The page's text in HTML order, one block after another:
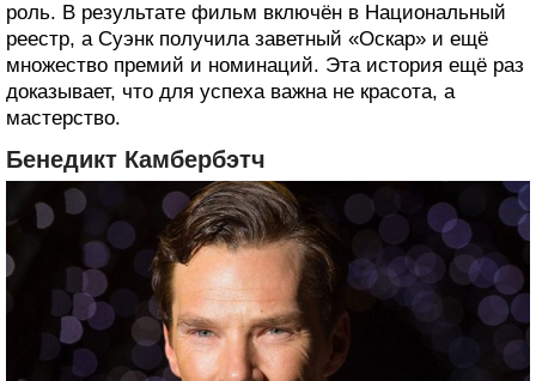
роль. В результате фильм включён в Национальный
реестр, а Суэнк получила заветный «Оскар» и ещё
множество премий и номинаций. Эта история ещё раз
доказывает, что для успеха важна не красота, а
мастерство.
Бенедикт Камбербэтч